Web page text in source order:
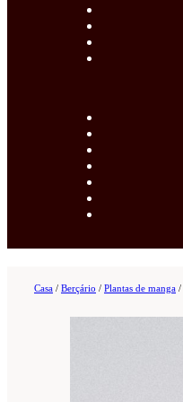
Casa / Berçário / Plantas de manga /